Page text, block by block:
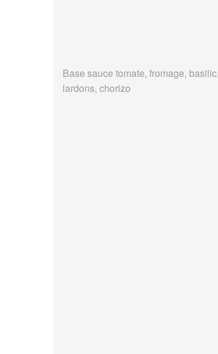
Base sauce tomate, fromage,
lardons, chorizo